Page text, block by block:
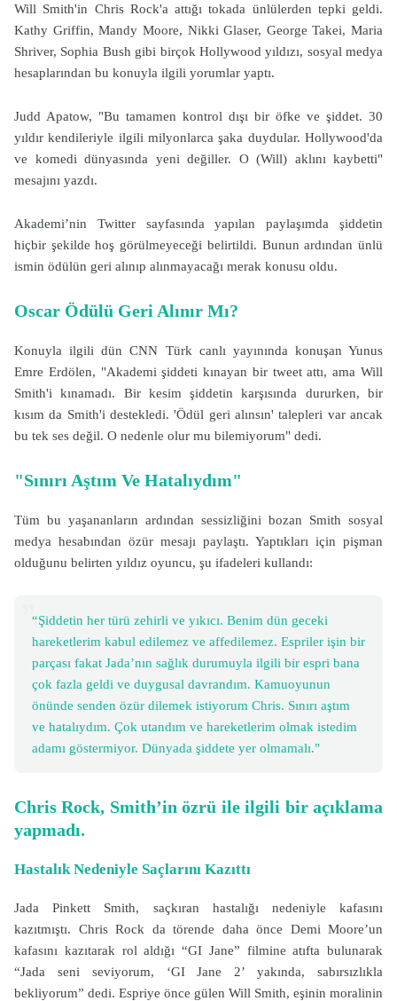
Will Smith'in Chris Rock'a attığı tokada ünlülerden tepki geldi.
Kathy Griffin, Mandy Moore, Nikki Glaser, George Takei, Maria
Shriver, Sophia Bush gibi birçok Hollywood yıldızı, sosyal medya
hesaplarından bu konuyla ilgili yorumlar yaptı.
Judd Apatow, "Bu tamamen kontrol dışı bir öfke ve şiddet. 30
yıldır kendileriyle ilgili milyonlarca şaka duydular. Hollywood'da
ve komedi dünyasında yeni değiller. O (Will) aklını kaybetti"
mesajını yazdı.
Akademi’nin Twitter sayfasında yapılan paylaşımda şiddetin
hiçbir şekilde hoş görülmeyeceği belirtildi. Bunun ardından ünlü
ismin ödülün geri alınıp alınmayacağı merak konusu oldu.
Oscar Ödülü Geri Alınır Mı?
Konuyla ilgili dün CNN Türk canlı yayınında konuşan Yunus
Emre Erdölen, "Akademi şiddeti kınayan bir tweet attı, ama Will
Smith'i kınamadı. Bir kesim şiddetin karşısında dururken, bir
kısım da Smith'i destekledi. 'Ödül geri alınsın' talepleri var ancak
bu tek ses değil. O nedenle olur mu bilemiyorum" dedi.
"Sınırı Aştım Ve Hatalıydım"
Tüm bu yaşananların ardından sessizliğini bozan Smith sosyal
medya hesabından özür mesajı paylaştı. Yaptıkları için pişman
olduğunu belirten yıldız oyuncu, şu ifadeleri kullandı:
“Şiddetin her türü zehirli ve yıkıcı. Benim dün geceki
hareketlerim kabul edilemez ve affedilemez. Espriler işin bir
parçası fakat Jada’nın sağlık durumuyla ilgili bir espri bana
çok fazla geldi ve duygusal davrandım. Kamuoyunun
önünde senden özür dilemek istiyorum Chris. Sınırı aştım
ve hatalıydım. Çok utandım ve hareketlerim olmak istedim
adamı göstermiyor. Dünyada şiddete yer olmamalı."
Chris Rock, Smith’in özrü ile ilgili bir açıklama
yapmadı.
Hastalık Nedeniyle Saçlarını Kazıttı
Jada Pinkett Smith, saçkıran hastalığı nedeniyle kafasını
kazıtmıştı. Chris Rock da törende daha önce Demi Moore’un
kafasını kazıtarak rol aldığı “GI Jane” filmine atıfta bulunarak
“Jada seni seviyorum, ‘GI Jane 2’ yakında, sabırsızlıkla
bekliyorum” dedi. Espriye önce gülen Will Smith, eşinin moralinin